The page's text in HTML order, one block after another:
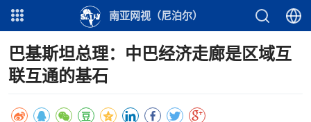
南亚网视（尼泊尔）
巴基斯坦总理：中巴经济走廊是区域互
联互通的基石